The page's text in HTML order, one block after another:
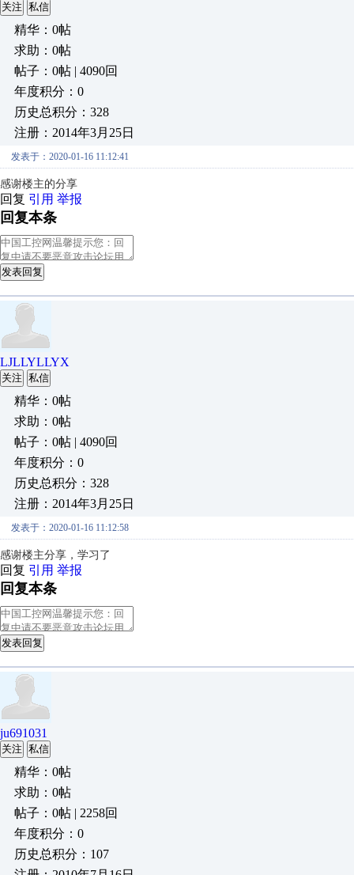
关注 私信
精华：0帖
求助：0帖
帖子：0帖 | 4090回
年度积分：0
历史总积分：328
注册：2014年3月25日
发表于：2020-01-16 11:12:41
感谢楼主的分享
回复 引用 举报
回复本条
发表回复
LJLLYLLYX
关注 私信
精华：0帖
求助：0帖
帖子：0帖 | 4090回
年度积分：0
历史总积分：328
注册：2014年3月25日
发表于：2020-01-16 11:12:58
感谢楼主分享，学习了
回复 引用 举报
回复本条
发表回复
ju691031
关注 私信
精华：0帖
求助：0帖
帖子：0帖 | 2258回
年度积分：0
历史总积分：107